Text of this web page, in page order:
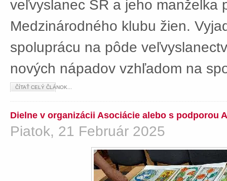
veľvyslanec SR a jeho manželka
Medzinárodného klubu žien.
spoluprácu na pôde
nových nápadov vzhľadom na
ČÍTAŤ CELÝ ČLÁNOK...
Dielne v organizácii Asociácie alebo s podporou
Piatok, 21 Február 2025